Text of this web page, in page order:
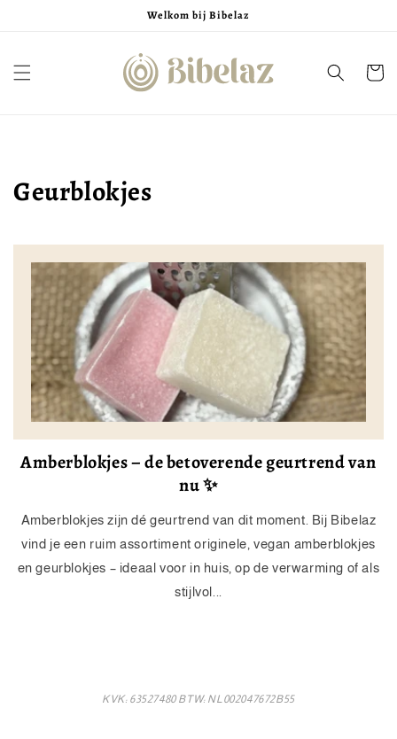
Welkom bij Bibelaz
Geurblokjes
Amberblokjes – de betoverende geurtrend van
nu ✨
Amberblokjes zijn dé geurtrend van dit moment. Bij Bibelaz
vind je een ruim assortiment originele, vegan amberblokjes
en geurblokjes – ideaal voor in huis, op de verwarming of als
stijlvol...
KVK: 63527480 BTW: NL002047672B55